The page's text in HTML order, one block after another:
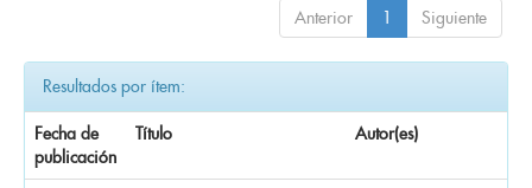
Anterior 1 Siguiente
Resultados por ítem:
Fecha de
publicación
Título Autor(es)